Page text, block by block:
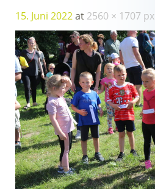
15. Juni 2022at 2560 × 1707 px